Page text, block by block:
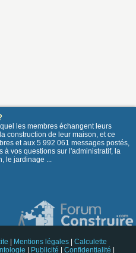
les membres échangent leurs
construction de leur maison, et ce
et aux 5 992 061 messages postés,
à vos questions sur l'administratif, la
le jardinage ...
Mentions légales
Calculette
Publicité Confidentialité